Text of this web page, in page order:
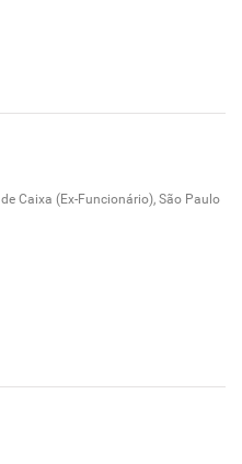
Caixa (Ex-Funcionário), São Paulo